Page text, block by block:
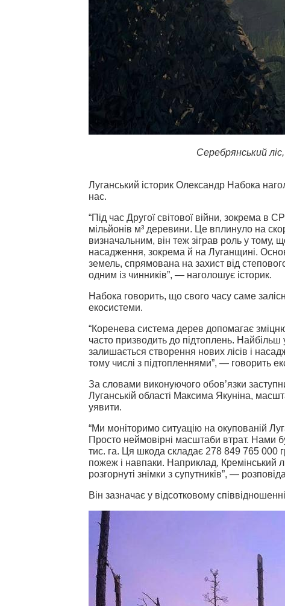
Серебрянський
Луганський історик Олександр Набока
нас.
“Під час Другої світової війни, зокрема
мільйонів м³ деревини. Це вплинуло на
визначальним, він теж зіграв роль у тому,
насадження, зокрема й на Луганщині.
земель, спрямована на захист від
одним із чинників”, — наголошує історик.
Набока говорить, що свого часу саме
екосистеми.
“Коренева система дерев допомагає
часто призводить до підтоплень.
залишається створення нових лісів і
тому числі з підтопленнями”, — говорить
За словами виконуючого обов’язки
Луганській області Максима Якуніна,
уявити.
“Ми моніторимо ситуацію на окупованій
Просто неймовірні масштаби втрат. Нами
тис. га. Ця шкода складає 278 849 765 000
пожеж і навпаки. Наприклад, Кремінський
розгорнуті знімки з супутників”, —
Він зазначає у відсотковому